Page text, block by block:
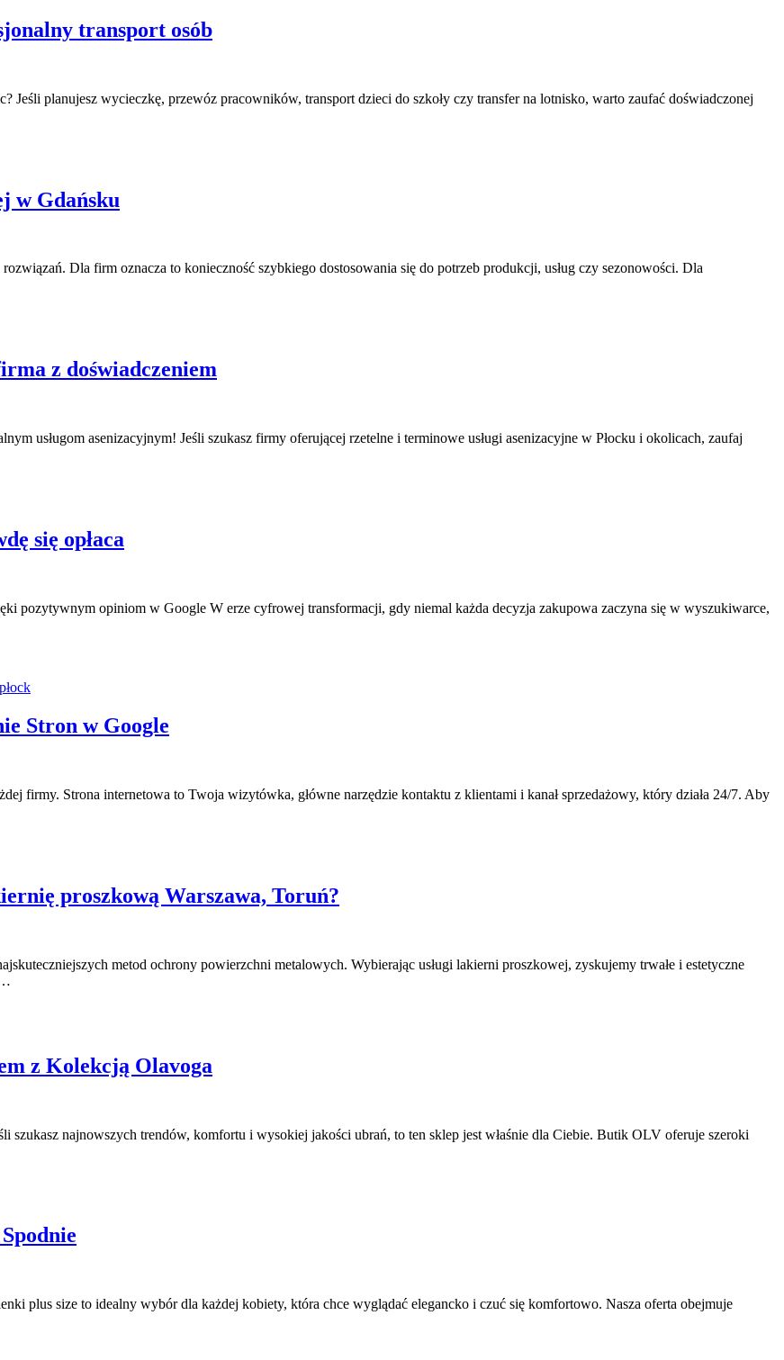
transport osób
Jeśli planujesz wycieczkę, przewóz pracowników, transport dzieci do szkoły czy transfer na lotnisko, warto zaufać doświadczonej
w Gdańsku
Dla firm oznacza to konieczność szybkiego dostosowania się do potrzeb produkcji, usług czy sezonowości. Dla
z doświadczeniem
usługom asenizacyjnym! Jeśli szukasz firmy oferującej rzetelne i terminowe usługi asenizacyjne w Płocku i okolicach, zaufaj
się opłaca
pozytywnym opiniom w Google W erze cyfrowej transformacji, gdy niemal każda decyzja zakupowa zaczyna się w wyszukiwarce,
Stron w Google
firmy. Strona internetowa to Twoja wizytówka, główne narzędzie kontaktu z klientami i kanał sprzedażowy, który działa 24/7. Aby
proszkową Warszawa, Toruń?
metod ochrony powierzchni metalowych. Wybierając usługi lakierni proszkowej, zyskujemy trwałe i estetyczne
z Kolekcją Olavoga
szukasz najnowszych trendów, komfortu i wysokiej jakości ubrań, to ten sklep jest właśnie dla Ciebie. Butik OLV oferuje szeroki
plus size to idealny wybór dla każdej kobiety, która chce wyglądać elegancko i czuć się komfortowo. Nasza oferta obejmuje